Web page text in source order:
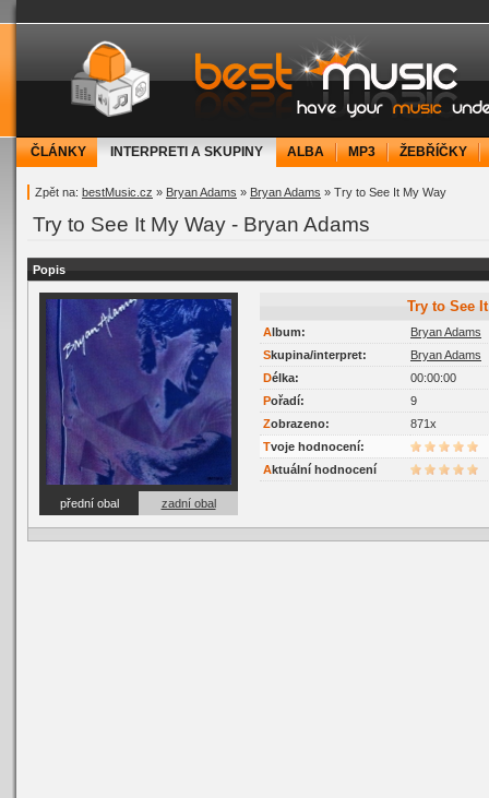
bestMusic.cz - Have your music under
ČLÁNKY INTERPRETI A SKUPINY ALBA MP3 ŽEBŘÍČKY
Zpět na: bestMusic.cz » Bryan Adams » Bryan Adams » Try to See It My Way
Try to See It My Way - Bryan Adams
Popis
přední obal zadní obal
Try to See
Album:
Bryan Adams
Skupina/interpret:
Bryan Adams
Délka:
00:00:00
Pořadí:
9
Zobrazeno:
871x
Tvoje hodnocení:
Aktuální hodnocení